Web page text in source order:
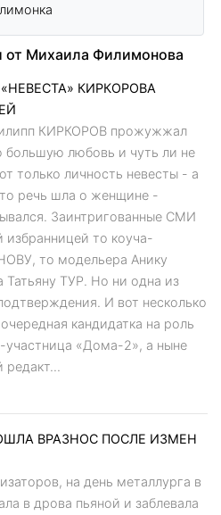
от Михаила Филимонова
КИРКОРОВА
КИРКОРОВ прожужжал
любовь и чуть ли не
только личность невесты - а
речь шла о женщине -
Заинтригованные СМИ
то коуча-
то модельера Анику
ТУР. Но ни одна из
И вот несколько
кандидатка на роль
участница «Дома-2», а ныне
ВРАЗНОС ПОСЛЕ ИЗМЕН
на день металлурга в
в дрова пьяной и заблевала